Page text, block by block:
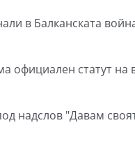
в Балканската
официален статут на
надслов "Давам